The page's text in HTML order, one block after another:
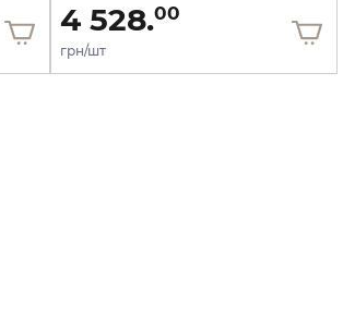
4 528.00
грн/шт